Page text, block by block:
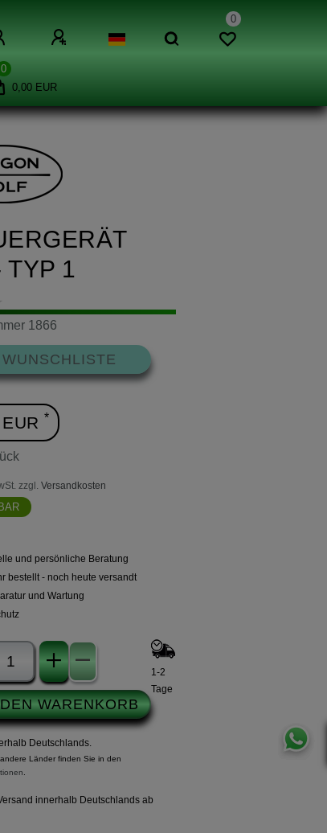
0
0
0,00 EUR
TYP 1
1866
WUNSCHLISTE
*
zzgl.Versandkosten
und persönliche Beratung
bestellt - noch heute versandt
und Wartung
WARENKORB
1-2
Tage
Deutschlands.
Länder finden Sie in den
innerhalb Deutschlands ab